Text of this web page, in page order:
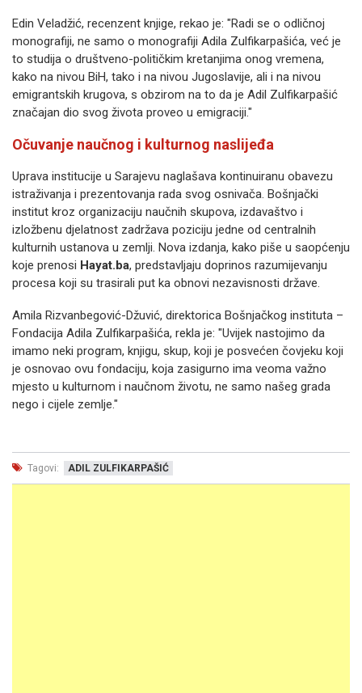
Edin Veladžić, recenzent knjige, rekao je: "Radi se o odličnoj
monografiji, ne samo o monografiji Adila Zulfikarpašića, već je
to studija o društveno-političkim kretanjima onog vremena,
kako na nivou BiH, tako i na nivou Jugoslavije, ali i na nivou
emigrantskih krugova, s obzirom na to da je Adil Zulfikarpašić
značajan dio svog života proveo u emigraciji."
Očuvanje naučnog i kulturnog naslijeđa
Uprava institucije u Sarajevu naglašava kontinuiranu obavezu
istraživanja i prezentovanja rada svog osnivača. Bošnjački
institut kroz organizaciju naučnih skupova, izdavaštvo i
izložbenu djelatnost zadržava poziciju jedne od centralnih
kulturnih ustanova u zemlji. Nova izdanja, kako piše u saopćenju
koje prenosi Hayat.ba, predstavljaju doprinos razumijevanju
procesa koji su trasirali put ka obnovi nezavisnosti države.
Amila Rizvanbegović-Džuvić, direktorica Bošnjačkog instituta –
Fondacija Adila Zulfikarpašića, rekla je: "Uvijek nastojimo da
imamo neki program, knjigu, skup, koji je posvećen čovjeku koji
je osnovao ovu fondaciju, koja zasigurno ima veoma važno
mjesto u kulturnom i naučnom životu, ne samo našeg grada
nego i cijele zemlje."
Tagovi: ADIL ZULFIKARPAŠIĆ